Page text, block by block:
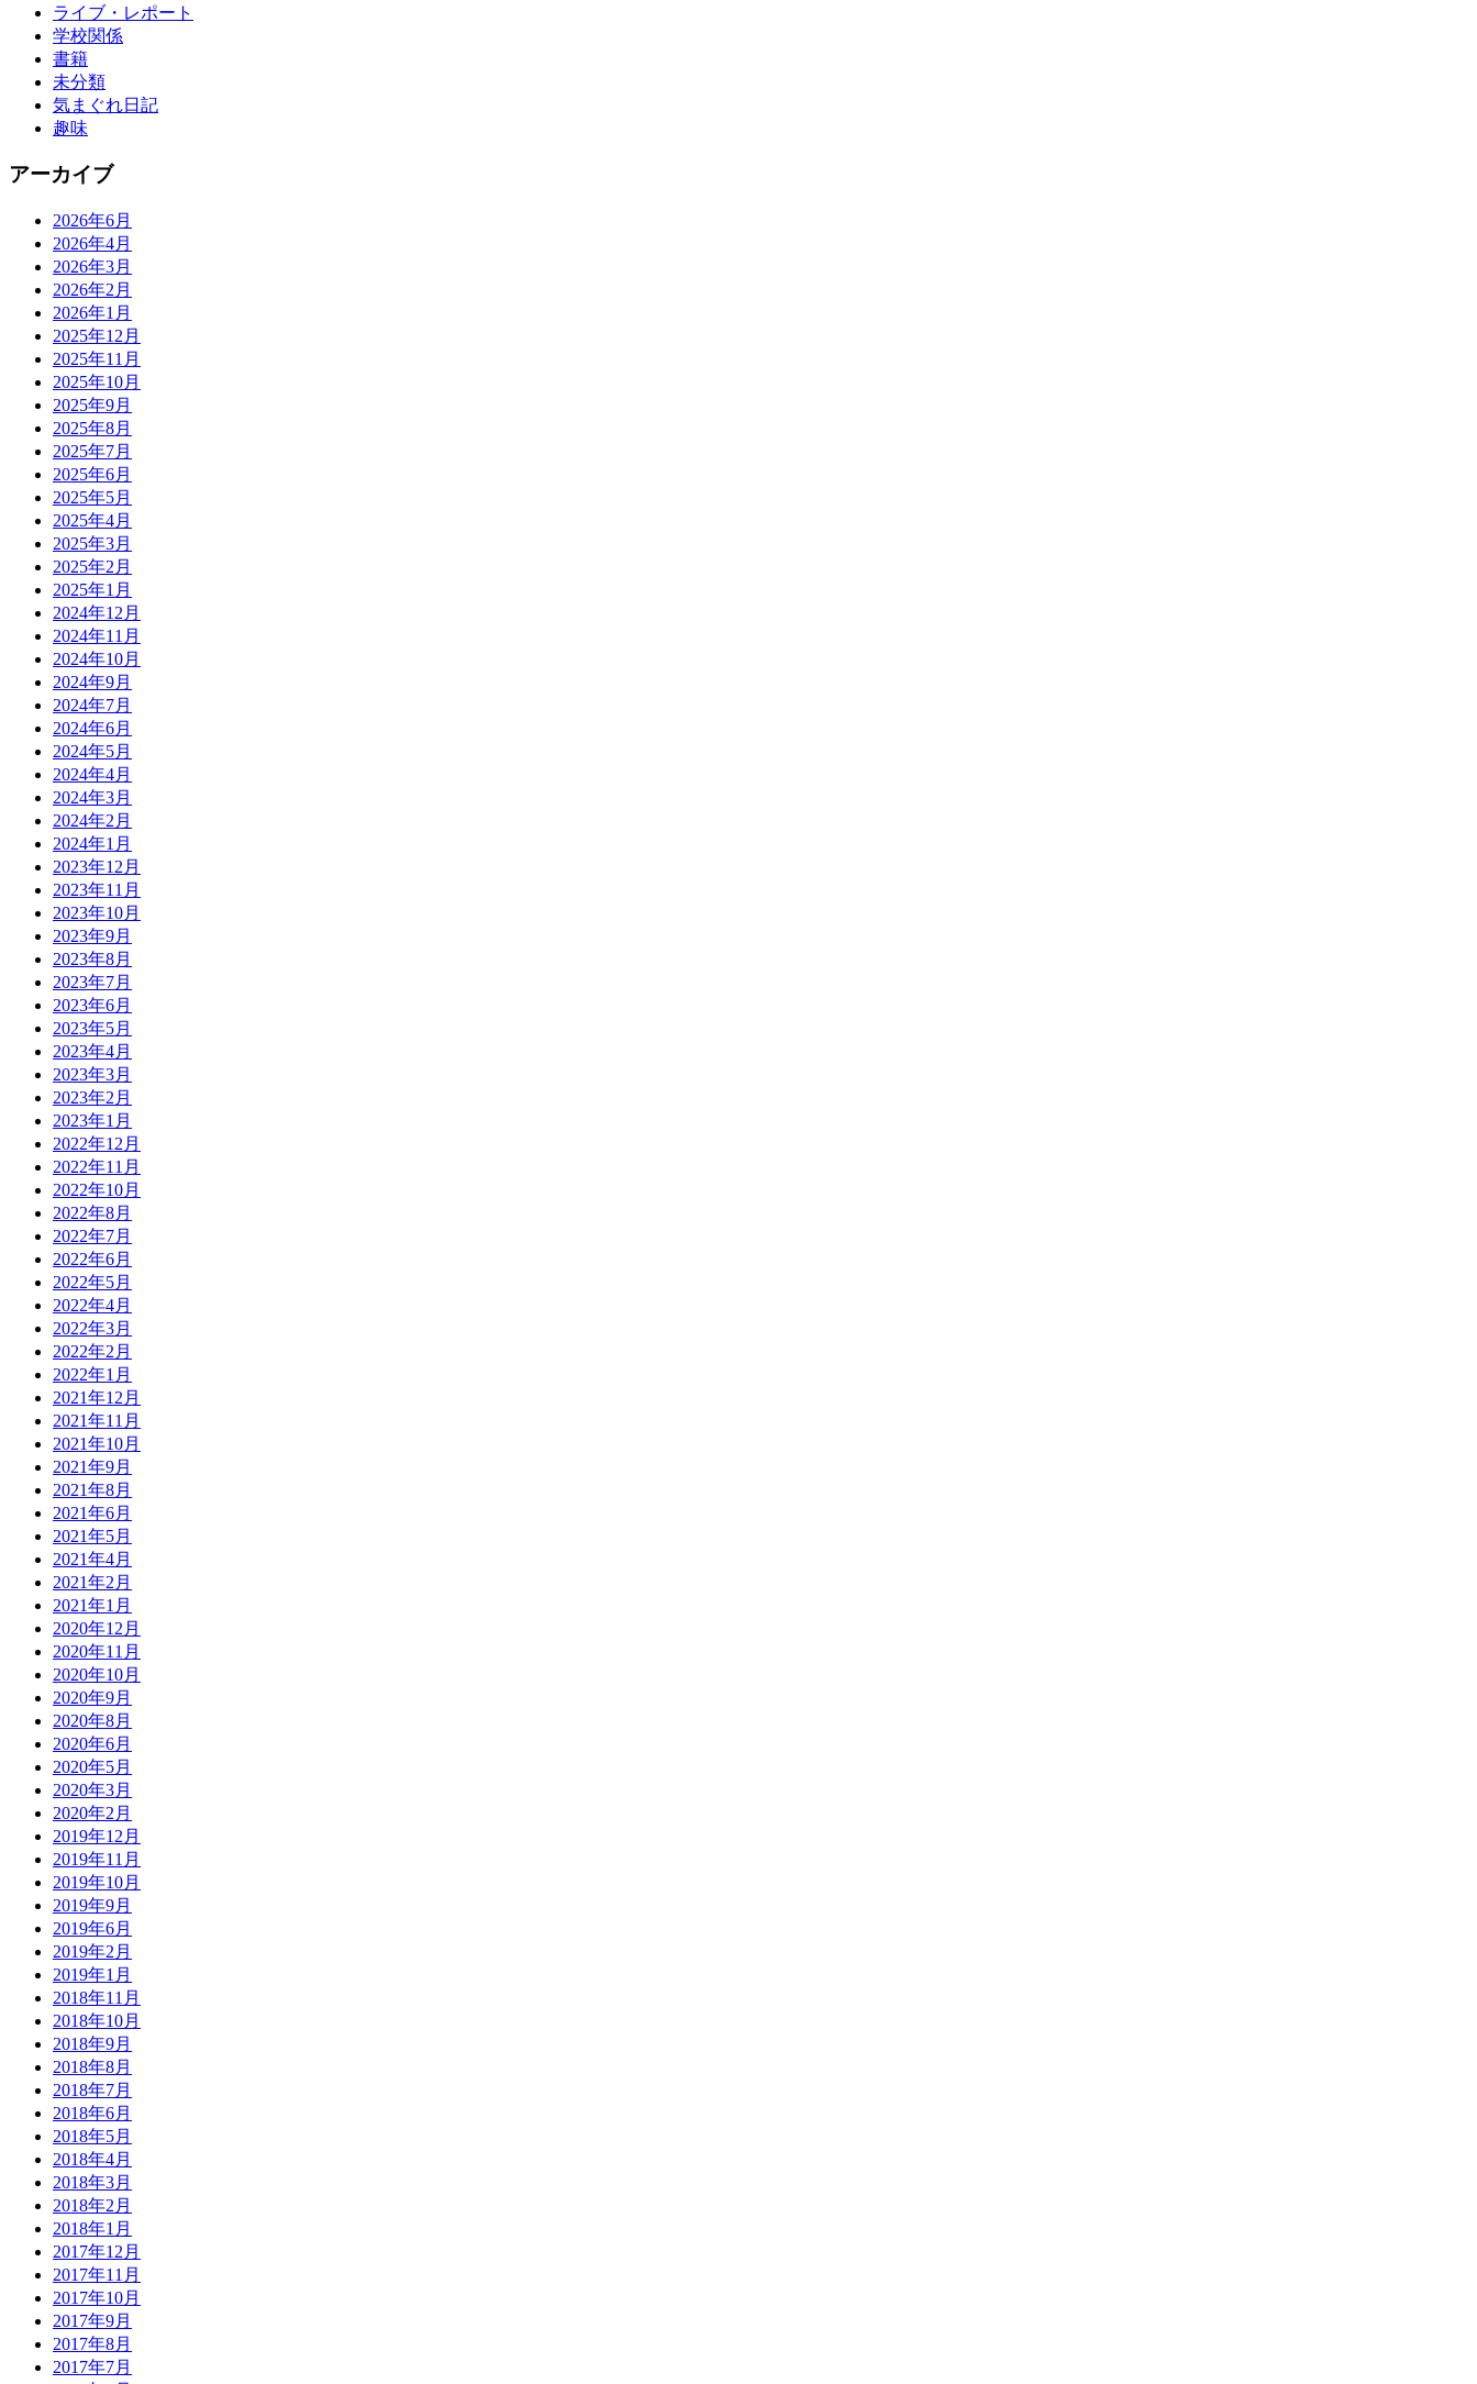
ライブ・レポート
学校関係
書籍
未分類
気まぐれ日記
趣味
アーカイブ
2026年6月
2026年4月
2026年3月
2026年2月
2026年1月
2025年12月
2025年11月
2025年10月
2025年9月
2025年8月
2025年7月
2025年6月
2025年5月
2025年4月
2025年3月
2025年2月
2025年1月
2024年12月
2024年11月
2024年10月
2024年9月
2024年7月
2024年6月
2024年5月
2024年4月
2024年3月
2024年2月
2024年1月
2023年12月
2023年11月
2023年10月
2023年9月
2023年8月
2023年7月
2023年6月
2023年5月
2023年4月
2023年3月
2023年2月
2023年1月
2022年12月
2022年11月
2022年10月
2022年8月
2022年7月
2022年6月
2022年5月
2022年4月
2022年3月
2022年2月
2022年1月
2021年12月
2021年11月
2021年10月
2021年9月
2021年8月
2021年6月
2021年5月
2021年4月
2021年2月
2021年1月
2020年12月
2020年11月
2020年10月
2020年9月
2020年8月
2020年6月
2020年5月
2020年3月
2020年2月
2019年12月
2019年11月
2019年10月
2019年9月
2019年6月
2019年2月
2019年1月
2018年11月
2018年10月
2018年9月
2018年8月
2018年7月
2018年6月
2018年5月
2018年4月
2018年3月
2018年2月
2018年1月
2017年12月
2017年11月
2017年10月
2017年9月
2017年8月
2017年7月